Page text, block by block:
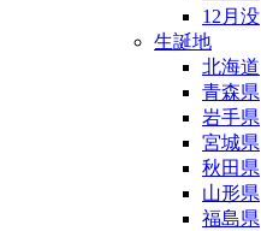
12月没
生誕地
北海道
青森県
岩手県
宮城県
秋田県
山形県
福島県